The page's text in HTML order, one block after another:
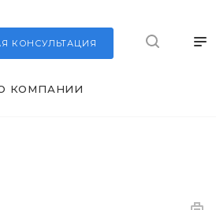
КОНСУЛЬТАЦИЯ
КОМПАНИИ